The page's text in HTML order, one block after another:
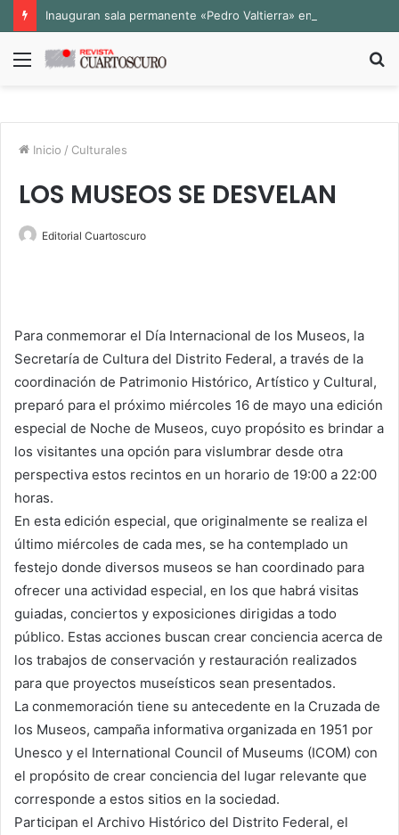
Menú
Inicio / Culturales
LOS MUSEOS SE DESVELAN
Editorial Cuartoscuro
Para conmemorar el Día Internacional de los Museos, la
Secretaría de Cultura del Distrito Federal, a través de la
coordinación de Patrimonio Histórico, Artístico y Cultural,
preparó para el próximo miércoles 16 de mayo una edición
especial de Noche de Museos, cuyo propósito es brindar a
los visitantes una opción para vislumbrar desde otra
perspectiva estos recintos en un horario de 19:00 a 22:00
horas.
En esta edición especial, que originalmente se realiza el
último miércoles de cada mes, se ha contemplado un
festejo donde diversos museos se han coordinado para
ofrecer una actividad especial, en los que habrá visitas
guiadas, conciertos y exposiciones dirigidas a todo
público. Estas acciones buscan crear conciencia acerca de
los trabajos de conservación y restauración realizados
para que proyectos museísticos sean presentados.
La conmemoración tiene su antecedente en la Cruzada de
los Museos, campaña informativa organizada en 1951 por
Unesco y el International Council of Museums (ICOM) con
el propósito de crear conciencia del lugar relevante que
corresponde a estos sitios en la sociedad.
Participan el Archivo Histórico del Distrito Federal, el